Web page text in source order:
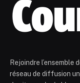
Rejoindre l’ensemble
réseau de diffusion